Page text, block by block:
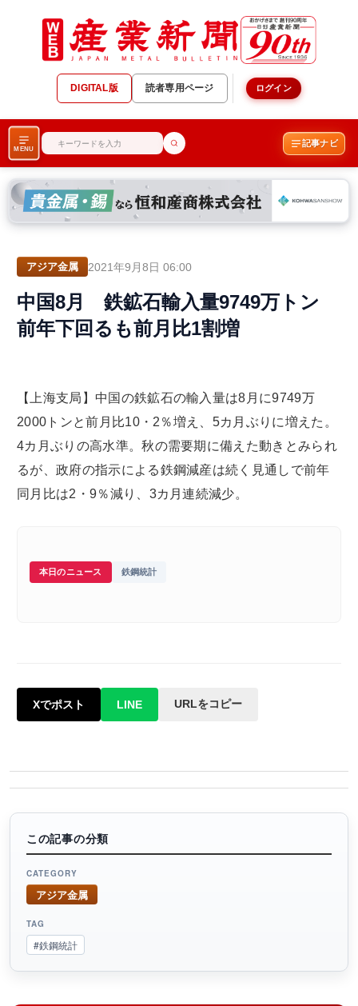
DIGITAL版 読者専用ページ ログイン
MENU
記事ナビ
アジア金属 2021年9月8日 06:00
中国8月 鉄鉱石輸入量9749万トン
前年下回るも前月比1割増
【上海支局】中国の鉄鉱石の輸入量は8月に9749万
2000トンと前月比10・2％増え、5カ月ぶりに増えた。
4カ月ぶりの高水準。秋の需要期に備えた動きとみられ
るが、政府の指示による鉄鋼減産は続く見通しで前年
同月比は2・9％減り、3カ月連続減少。
本日のニュース 鉄鋼統計
Xでポスト LINE URLをコピー
この記事の分類
CATEGORY
アジア金属
TAG
#鉄鋼統計